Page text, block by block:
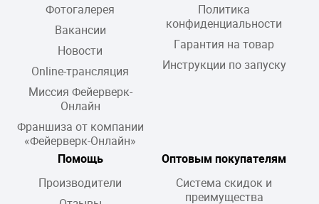
Фотогалерея
Вакансии
Новости
Online-трансляция
Миссия Фейерверк-
Онлайн
Франшиза от компании
«Фейерверк-Онлайн»
Политика
конфиденциальности
Гарантия на товар
Инструкции по запуску
Помощь
Производители
Оптовым покупателям
Система скидок и
преимущества